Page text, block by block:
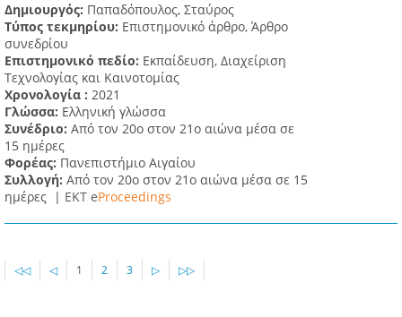
Δημιουργός: Παπαδόπουλος, Σταύρος
Τύπος τεκμηρίου: Επιστημονικό άρθρο, Άρθρο
συνεδρίου
Επιστημονικό πεδίο: Εκπαίδευση, Διαχείριση
Τεχνολογίας και Καινοτομίας
Χρονολογία : 2021
Γλώσσα: Ελληνική γλώσσα
Συνέδριο: Από τον 20ο στον 21ο αιώνα μέσα σε
15 ημέρες
Φορέας: Πανεπιστήμιο Αιγαίου
Συλλογή: Από τον 20ο στον 21ο αιώνα μέσα σε 15
ημέρες | ΕΚΤ eProceedings
◁◁ ◁ 1 2 3 ▷ ▷▷